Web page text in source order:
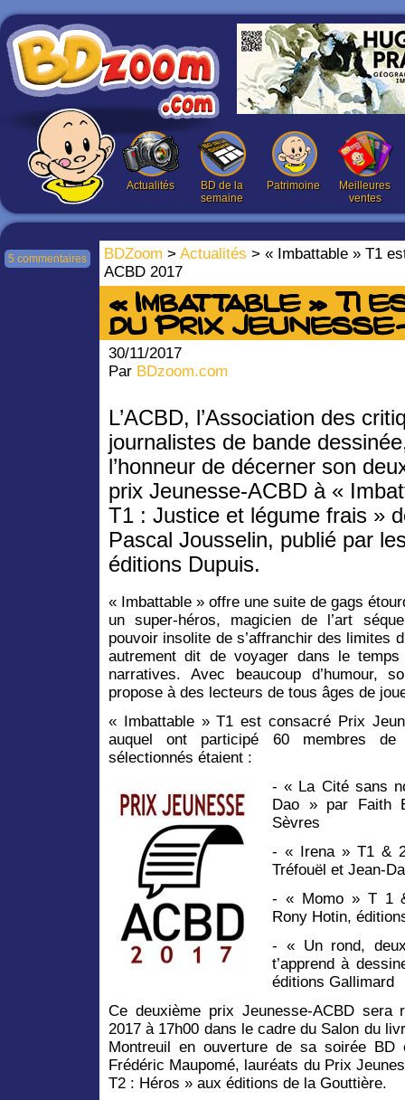
Actualités
BD de la
semaine
Patrimoine
Meilleures
ventes
BDZoom > Actualités > « Imbattable » T1
ACBD 2017
5 commentaires
« Imbattable » T1
du Prix Jeunesse-
30/11/2017
Par BDzoom.com
L’ACBD, l’Association des
journalistes de bande
l’honneur de décerner son
prix Jeunesse-ACBD à «
T1 : Justice et légume frais »
Pascal Jousselin, publié par
éditions Dupuis.
« Imbattable » offre une suite de gags
un super-héros, magicien de l’art
pouvoir insolite de s’affranchir des limites
autrement dit de voyager dans le
narratives. Avec beaucoup d’humour,
propose à des lecteurs de tous âges de
« Imbattable » T1 est consacré Prix
auquel ont participé 60 membres
sélectionnés étaient :
- « La Cité sans
Dao » par Faith
Sèvres
- « Irena » T1 &
Tréfouël et Jean-
- « Momo » T 1
Rony Hotin,
- « Un rond,
t’apprend à
éditions Gallimard
Ce deuxième prix Jeunesse-ACBD sera
2017 à 17h00 dans le cadre du Salon du
Montreuil en ouverture de sa soirée
Frédéric Maupomé, lauréats du Prix
T2 : Héros » aux éditions de la Gouttière.